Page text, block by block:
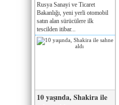
Rusya Sanayi ve Ticaret
Bakanlığı, yeni yerli otomobil
satın alan sürücülere ilk
tescilden itibar...
10 yaşında, Shakira ile